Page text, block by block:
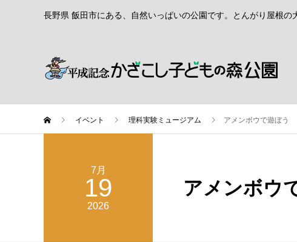
長野県 飯田市にある、自然いっぱいの公園です。とんがり屋根
イベント 理科実験ミュージアム アメンボウで遊ぼう
7月
19
2026
アメンボウ